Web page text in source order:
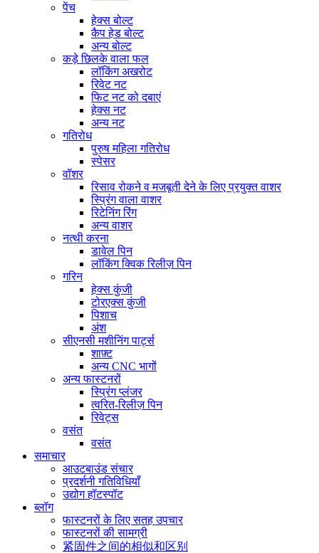
पेंच
हेक्स बोल्ट
कैप हेड बोल्ट
अन्य बोल्ट
कड़े छिलके वाला फल
लॉकिंग अखरोट
रिवेट नट
फिट नट को दबाएं
हेक्स नट
अन्य नट
गतिरोध
पुरुष महिला गतिरोध
स्पेसर
वॉशर
रिसाव रोकने व मजबूती देने के लिए प्रयुक्त वाशर
स्प्रिंग वाला वाशर
रिटेनिंग रिंग
अन्य वाशर
नत्थी करना
डावेल पिन
लॉकिंग क्विक रिलीज़ पिन
गरिन
हेक्स कुंजी
टोरएक्स कुंजी
पिशाच
अंश
सीएनसी मशीनिंग पार्ट्स
शाफ़्ट
अन्य CNC भागों
अन्य फास्टनरों
स्प्रिंग प्लंजर
त्वरित-रिलीज़ पिन
रिवेट्स
वसंत
वसंत
समाचार
आउटबाउंड संचार
प्रदर्शनी गतिविधियाँ
उद्योग हॉटस्पॉट
ब्लॉग
फास्टनरों के लिए सतह उपचार
फास्टनरों की सामग्री
紧固件之间的相似和区别